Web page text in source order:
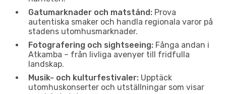
Gatumarknader och matstånd: Prova
autentiska smaker och handla regionala varor på
stadens utomhusmarknader.
Fotografering och sightseeing: Fånga andan i
Atkamba – från livliga avenyer till fridfulla
landskap.
Musik- och kulturfestivaler: Upptäck
utomhuskonserter och utställningar som visar